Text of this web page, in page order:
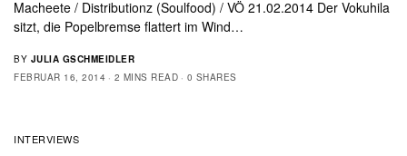
Macheete / Distributionz (Soulfood) / VÖ 21.02.2014 Der Vokuhila
sitzt, die Popelbremse flattert im Wind…
BY JULIA GSCHMEIDLER
FEBRUAR 16, 2014
2 MINS READ 0 SHARES
INTERVIEWS